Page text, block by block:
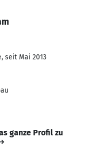
seit Mai 2013
ganze Profil zu